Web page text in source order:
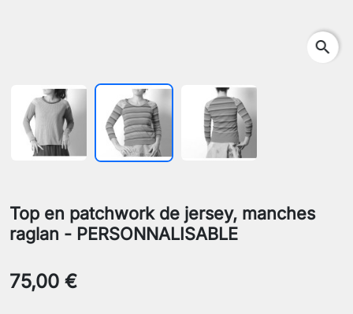
search
Top en patchwork de jersey, manches
raglan - PERSONNALISABLE
75,00 €